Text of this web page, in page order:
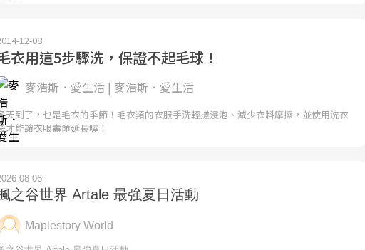
12-08
衣用這5步驟洗，保證不起毛球！
麥浩斯．愛生活 | 麥浩斯．愛生活
天到了，也是毛衣的季節！毛衣類的衣服手洗輕搓浸泡、減少衣料摩擦，並使用洗衣
才能讓衣服壽命延長喔！